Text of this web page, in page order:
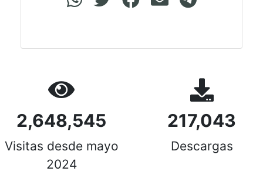
2,648,545
Visitas desde mayo
2024
217,043
Descargas